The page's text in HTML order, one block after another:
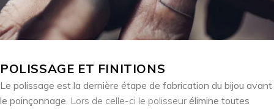
POLISSAGE ET FINITIONS
Le polissage est la dernière étape de fabrication du bijou avant
le poinçonnage. Lors de celle-ci le polisseur élimine toutes